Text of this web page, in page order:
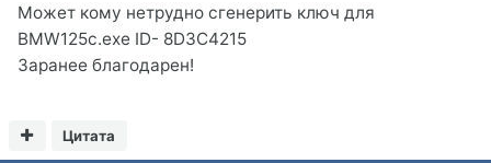
Может кому нетрудно сгенерить ключ для
BMW125c.exe ID- 8D3C4215
Заранее благодарен!
Цитата